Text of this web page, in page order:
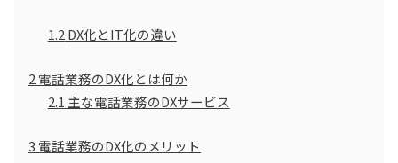
1.2 DX化とIT化の違い
2 電話業務のDX化とは何か
2.1 主な電話業務のDXサービス
3 電話業務のDX化のメリット